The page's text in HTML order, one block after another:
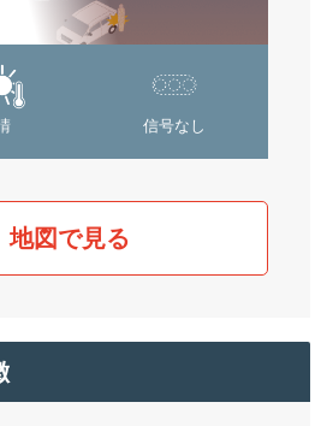
信号なし
地図で見る